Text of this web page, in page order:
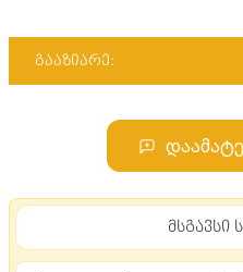
გააზიარე:
მსგავსი